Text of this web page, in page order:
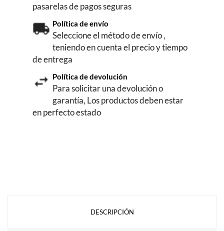
pasarelas de pagos seguras
Política de envío
Seleccione el método de envío ,
teniendo en cuenta el precio y tiempo
de entrega
Política de devolución
Para solicitar una devolución o
garantía, Los productos deben estar
en perfecto estado
DESCRIPCIÓN